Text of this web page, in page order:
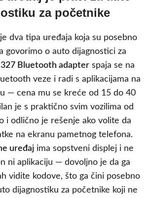
za početnike
dva tipa uređaja koja su posebno
govorimo o auto dijagnostici za
Bluetooth adapter spaja se na
veze i radi s aplikacijama na
— cena mu se kreće od 15 do 40
je s praktično svim vozilima od
i odlično je rešenje ako volite da
na ekranu pametnog telefona.
uređajima sopstveni displej i ne
ni aplikaciju — dovoljno je da ga
vidite kodove, što ga čini posebno
dijagnostiku za početnike koji ne